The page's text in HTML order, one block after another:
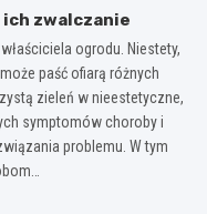
zwalczanie
ogrodu. Niestety,
paść ofiarą różnych
zieleń w nieestetyczne,
symptomów choroby i
problemu. W tym